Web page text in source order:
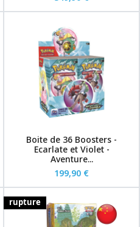
Boite de 36 Boosters -
Ecarlate et Violet -
Aventure...
199,90 €
rupture